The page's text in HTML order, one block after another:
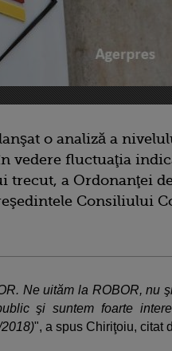
o analiză a
vedere fluctuaţia
trecut, a Ordonanţei
Consiliului
Ne uităm la ROBOR, nu
şi suntem foarte
", a spus Chiriţoiu, citat